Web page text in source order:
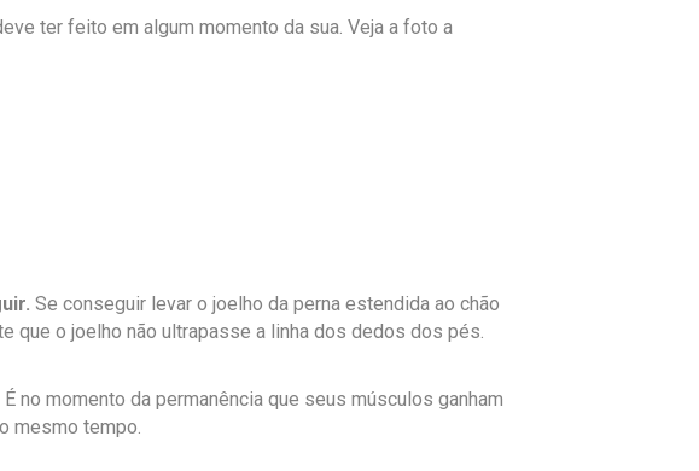
ter feito em algum momento da sua. Veja a foto a
Se conseguir levar o joelho da perna estendida ao chão
que o joelho não ultrapasse a linha dos dedos dos pés.
no momento da permanência que seus músculos ganham
mesmo tempo.